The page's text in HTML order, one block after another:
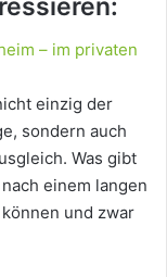
– im privaten
einzig der
sondern auch
Was gibt
einem langen
und zwar